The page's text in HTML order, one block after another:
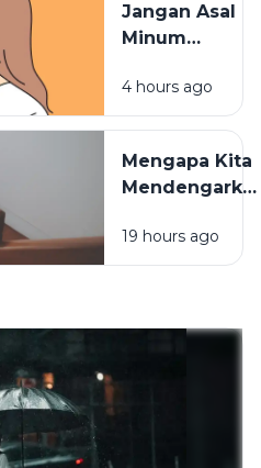
Maksimal
Jangan Asal
Minum
Waktu
Konsumsinya
Berpengaruh
4 hours ago
Mengapa Kita
Saat Hati
Sedang
19 hours ago